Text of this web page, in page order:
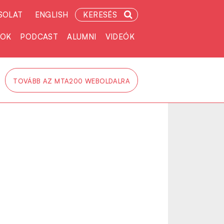
ENGLISH KERESÉS
PODCAST ALUMNI VIDEÓK
TOVÁBB AZ MTA200 WEBOLDALRA